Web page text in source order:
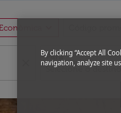
Para
By clicking “Accept All
navigation, analyze site